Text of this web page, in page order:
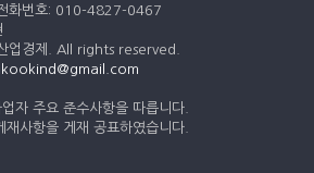
화번호: 010-4827-0467
경제. All rights reserved.
자 주요 준수사항을 따릅니다.
사항을 게재 공표하였습니다.